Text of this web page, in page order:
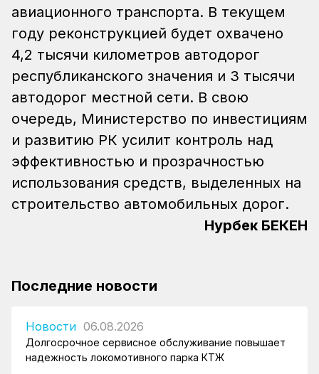
авиационного транспорта. В текущем
году реконструкцией будет охвачено
4,2 тысячи километров автодорог
республиканского значения и 3 тысячи
автодорог местной сети. В свою
очередь, Министерство по инвестициям
и развитию РК усилит контроль над
эффективностью и прозрачностью
использования средств, выделенных на
строительство автомобильных дорог.
Нурбек БЕКЕН
Последние новости
Новости 06.08.2026
Долгосрочное сервисное обслуживание повышает
надежность локомотивного парка КТЖ